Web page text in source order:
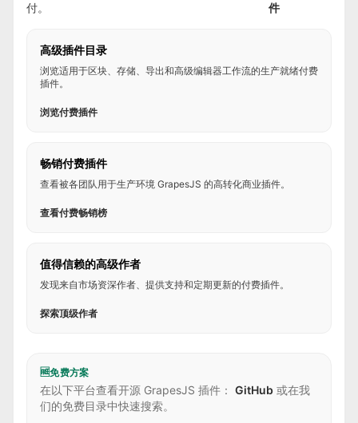
付。
件
高级插件目录
浏览适用于区块、存储、导出和高级编辑器工作流的生产就绪付费
插件。
浏览付费插件
畅销付费插件
查看被各团队用于生产环境 GrapesJS 的高转化商业插件。
查看付费畅销榜
值得信赖的高级作者
发现来自市场资深作者、提供支持和定期更新的付费插件。
探索顶级作者
🆓免费方案
在以下平台查看开源 GrapesJS 插件： GitHub 或在我
们的免费目录中快速搜索。